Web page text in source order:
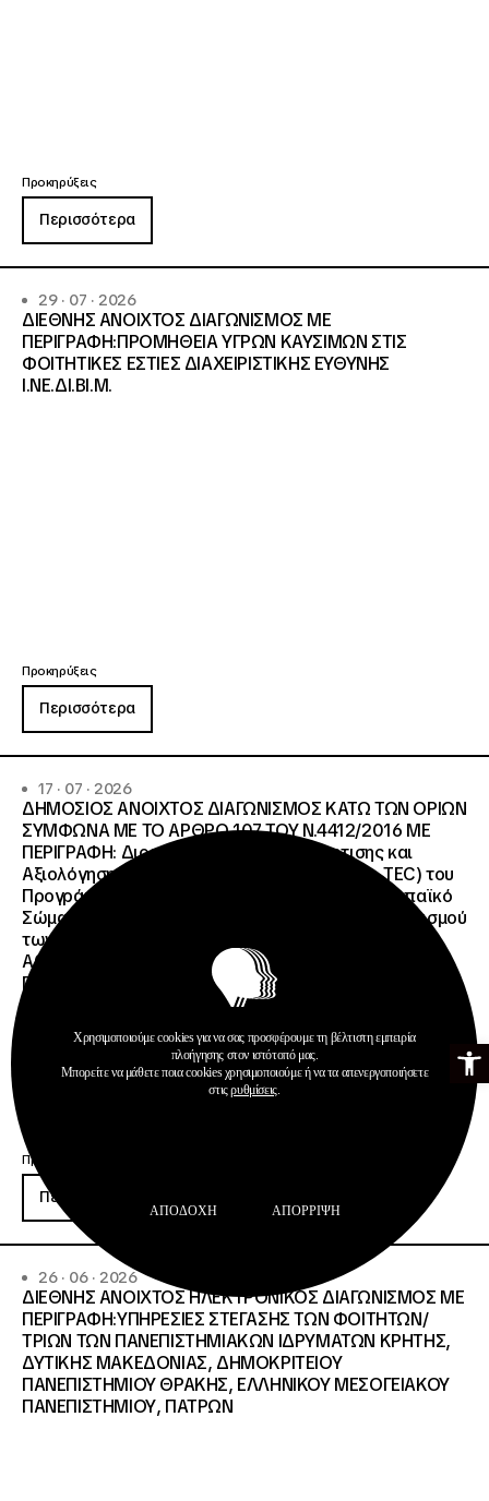
Ανοίξτε
Προκηρύξεις
Περισσότερα
29 · 07 · 2026
ΔΙΕΘΝΗΣ ΑΝΟΙΧΤΟΣ ΔΙΑΓΩΝΙΣΜΟΣ ΜΕ
ΠΕΡΙΓΡΑΦΗ:ΠΡΟΜΗΘΕΙΑ ΥΓΡΩΝ ΚΑΥΣΙΜΩΝ ΣΤΙΣ
ΦΟΙΤΗΤΙΚΕΣ ΕΣΤΙΕΣ ΔΙΑΧΕΙΡΙΣΤΙΚΗΣ ΕΥΘΥΝΗΣ
Ι.ΝΕ.ΔΙ.ΒΙ.Μ.
Προκηρύξεις
Περισσότερα
17 · 07 · 2026
ΔΗΜΟΣΙΟΣ ΑΝΟΙΧΤΟΣ ΔΙΑΓΩΝΙΣΜΟΣ ΚΑΤΩ ΤΩΝ ΟΡΙΩΝ
ΣΥΜΦΩΝΑ ΜΕ ΤΟ ΑΡΘΡΟ 107 ΤΟΥ Ν.4412/2016 ΜΕ
ΠΕΡΙΓΡΑΦΗ: Διοργάνωση Κύκλου Κατάρτισης και
Αξιολόγησης (Training and Evaluation Cycle – TEC) του
Προγράμματος European Solidarity Corps (Ευρωπαϊκό
Σώμα Αλληλεγγύης) της Εθνικής Μονάδας Συντονισμού
των Προγραμμάτων Erasmus+/Τομέας Νεολαία &
Αθλητισμός και Ευρωπαϊκό Σώμα Αλληλεγγύης ΜΕ
ΠΡΟΫΠΟΛΓΙΣΜΟ:258.064,52 € μη
συμπεριλαμβανομένου του Φ.Π.Α. ΦΠΑ 61.935,48€
ΣΥΝΟΛΙΚΗ ΑΞΙΑ 320.000,00 €.
Προκηρύξεις
Περισσότερα
26 · 06 · 2026
ΔΙΕΘΝΗΣ ΑΝΟΙΧΤΟΣ ΗΛΕΚΤΡΟΝΙΚΟΣ ΔΙΑΓΩΝΙΣΜΟΣ ΜΕ
ΠΕΡΙΓΡΑΦΗ:ΥΠΗΡΕΣΙΕΣ ΣΤΕΓΑΣΗΣ ΤΩΝ ΦΟΙΤΗΤΩΝ/
ΤΡΙΩΝ ΤΩΝ ΠΑΝΕΠΙΣΤΗΜΙΑΚΩΝ ΙΔΡΥΜΑΤΩΝ KΡΗΤΗΣ,
ΔΥΤΙΚΗΣ ΜΑΚΕΔΟΝΙΑΣ, ΔΗΜΟΚΡΙΤΕΙΟΥ
ΠΑΝΕΠΙΣΤΗΜΙΟΥ ΘΡΑΚΗΣ, ΕΛΛΗΝΙΚΟΥ ΜΕΣΟΓΕΙΑΚΟΥ
ΠΑΝΕΠΙΣΤΗΜΙΟΥ, ΠΑΤΡΩΝ
Χρησιμοποιούμε cookies για να σας προσφέρουμε τη βέλτιστη εμπειρία
πλοήγησης στον ιστότοπό μας.
Μπορείτε να μάθετε ποια cookies χρησιμοποιούμε ή να τα απενεργοποιήσετε
στιςρυθμίσεις.
ΑΠΟΔΟΧΉ ΑΠΌΡΡΙΨΗ